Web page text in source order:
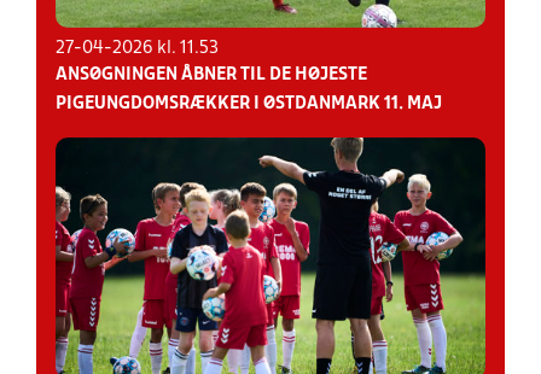
27-04-2026 kl. 11.53
ANSØGNINGEN ÅBNER TIL DE HØJESTE
PIGEUNGDOMSRÆKKER I ØSTDANMARK 11. MAJ